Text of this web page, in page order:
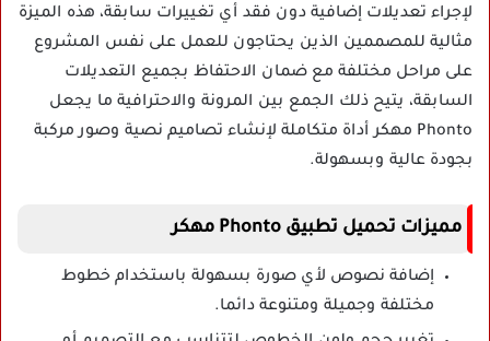
لإجراء تعديلات إضافية دون فقد أي تغييرات سابقة، هذه الميزة
مثالية للمصممين الذين يحتاجون للعمل على نفس المشروع
على مراحل مختلفة مع ضمان الاحتفاظ بجميع التعديلات
السابقة، يتيح ذلك الجمع بين المرونة والاحترافية ما يجعل
Phonto مهكر أداة متكاملة لإنشاء تصاميم نصية وصور مركبة
بجودة عالية وبسهولة.
مميزات تحميل تطبيق Phonto مهكر
إضافة نصوص لأي صورة بسهولة باستخدام خطوط
مختلفة وجميلة ومتنوعة دائما.